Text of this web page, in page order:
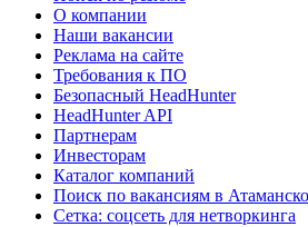
О компании
Наши вакансии
Реклама на сайте
Требования к ПО
Безопасный HeadHunter
HeadHunter API
Партнерам
Инвесторам
Каталог компаний
Поиск по вакансиям в
Сетка: соцсеть для нетворкинга